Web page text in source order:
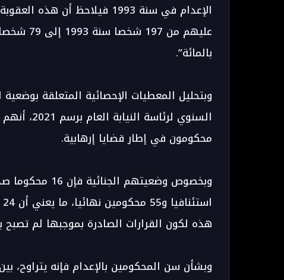
الإعدام في سنة 1993 فيلاحظ
بالمائة”.
وبتحليل المعطيات الإحصائية المتعلقة
محكومون في إطار قضايا إرهابية.
هذه لكون القرارات الصادرة بموجبها لم